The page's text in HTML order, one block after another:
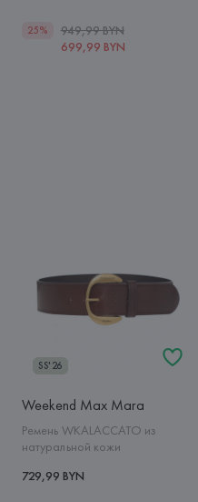
25%
949,99 BYN
699,99 BYN
SS'26
Weekend Max Mara
Ремень WKALACCATO из
натуральной кожи
729,99 BYN